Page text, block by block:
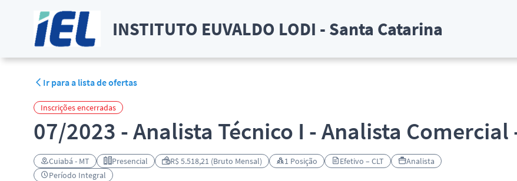
INSTITUTO EUVALDO LODI - Santa Catarina
Ir para a lista de ofertas
Inscrições encerradas
07/2023 - Analista Técnico I - Analista Comercial
Cuiabá - MT Presencial R$ 5.518,21 (Bruto Mensal) 1 Posição Efetivo – CLT
Analista
Período Integral